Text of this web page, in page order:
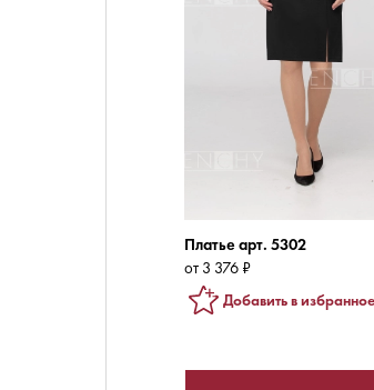
Платье арт. 5302
от 3 376 ₽
Добавить в избранное